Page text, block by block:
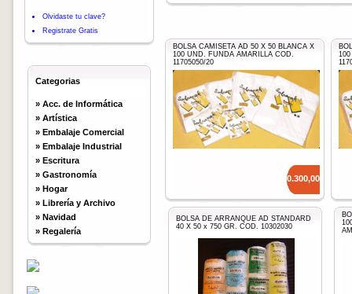
Olvidaste tu clave?
Registrate Gratis
Categorias
» Acc. de Informática
» Artística
» Embalaje Comercial
» Embalaje Industrial
» Escritura
» Gastronomía
» Hogar
» Librería y Archivo
» Navidad
» Regalería
BOLSA CAMISETA AD 50 X 50 BLANCA X
100 UND. FUNDA AMARILLA COD.
11705050/20
10.300,00
BOLSA DE ARRANQUE AD STANDARD
40 X 50 x 750 GR. COD. 10302030